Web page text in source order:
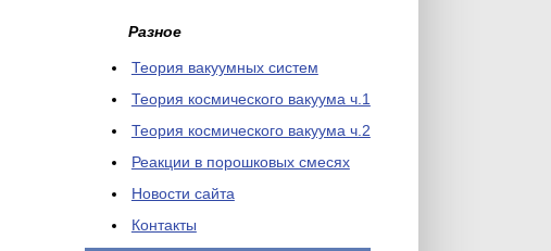
Разное
Теория вакуумных систем
Теория космического вакуума ч.1
Теория космического вакуума ч.2
Реакции в порошковых смесях
Новости сайта
Контакты